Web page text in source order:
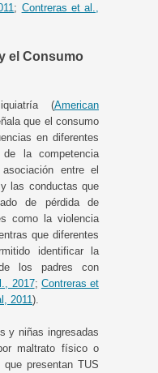
; Contreras et al.,
el Consumo
(American
que el consumo
en diferentes
la competencia
entre el
las conductas que
de pérdida de
como la violencia
que diferentes
identificar la
los padres con
2017; Contreras et
2011).
y niñas ingresadas
maltrato físico o
presentan TUS